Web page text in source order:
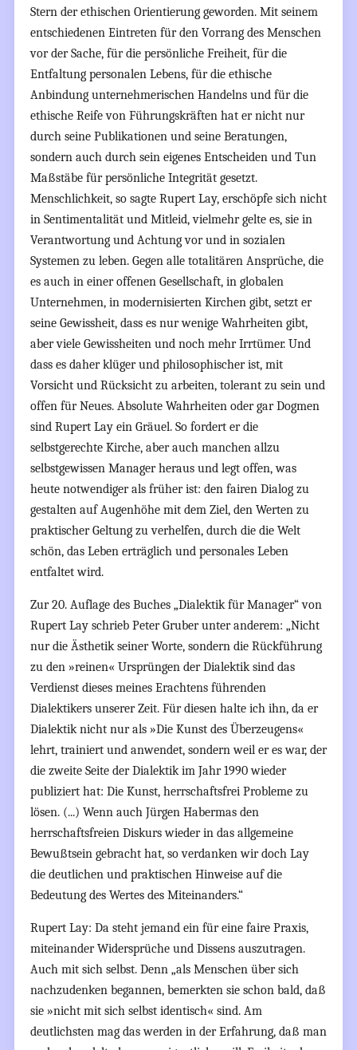
Stern der ethischen Orientierung geworden. Mit seinem
entschiedenen Eintreten für den Vorrang des Menschen
vor der Sache, für die persönliche Freiheit, für die
Entfaltung personalen Lebens, für die ethische
Anbindung unternehmerischen Handelns und für die
ethische Reife von Führungskräften hat er nicht nur
durch seine Publikationen und seine Beratungen,
sondern auch durch sein eigenes Entscheiden und Tun
Maßstäbe für persönliche Integrität gesetzt.
Menschlichkeit, so sagte Rupert Lay, erschöpfe sich nicht
in Sentimentalität und Mitleid, vielmehr gelte es, sie in
Verantwortung und Achtung vor und in sozialen
Systemen zu leben. Gegen alle totalitären Ansprüche, die
es auch in einer offenen Gesellschaft, in globalen
Unternehmen, in modernisierten Kirchen gibt, setzt er
seine Gewissheit, dass es nur wenige Wahrheiten gibt,
aber viele Gewissheiten und noch mehr Irrtümer. Und
dass es daher klüger und philosophischer ist, mit
Vorsicht und Rücksicht zu arbeiten, tolerant zu sein und
offen für Neues. Absolute Wahrheiten oder gar Dogmen
sind Rupert Lay ein Gräuel. So fordert er die
selbstgerechte Kirche, aber auch manchen allzu
selbstgewissen Manager heraus und legt offen, was
heute notwendiger als früher ist: den fairen Dialog zu
gestalten auf Augenhöhe mit dem Ziel, den Werten zu
praktischer Geltung zu verhelfen, durch die die Welt
schön, das Leben erträglich und personales Leben
entfaltet wird.
Zur 20. Auflage des Buches „Dialektik für Manager“ von
Rupert Lay schrieb Peter Gruber unter anderem: „Nicht
nur die Ästhetik seiner Worte, sondern die Rückführung
zu den »reinen« Ursprüngen der Dialektik sind das
Verdienst dieses meines Erachtens führenden
Dialektikers unserer Zeit. Für diesen halte ich ihn, da er
Dialektik nicht nur als »Die Kunst des Überzeugens«
lehrt, trainiert und anwendet, sondern weil er es war, der
die zweite Seite der Dialektik im Jahr 1990 wieder
publiziert hat: Die Kunst, herrschaftsfrei Probleme zu
lösen. (...) Wenn auch Jürgen Habermas den
herrschaftsfreien Diskurs wieder in das allgemeine
Bewußtsein gebracht hat, so verdanken wir doch Lay
die deutlichen und praktischen Hinweise auf die
Bedeutung des Wertes des Miteinanders.“
Rupert Lay: Da steht jemand ein für eine faire Praxis,
miteinander Widersprüche und Dissens auszutragen.
Auch mit sich selbst. Denn „als Menschen über sich
nachzudenken begannen, bemerkten sie schon bald, daß
sie »nicht mit sich selbst identisch« sind. Am
deutlichsten mag das werden in der Erfahrung, daß man